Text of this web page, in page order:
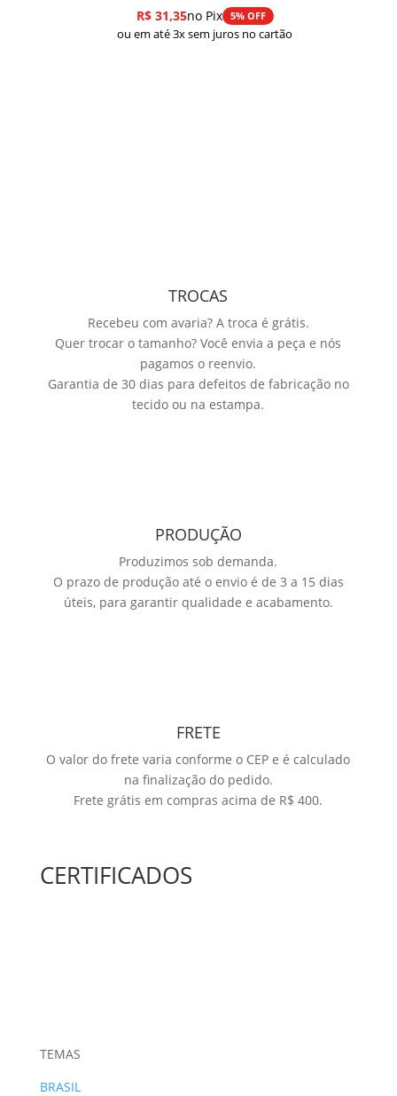
de
preço:
R$31,35no Pix 5% OFF
ou em até 3x sem juros no cartão
TROCAS
Recebeu com avaria? A troca é grátis.
Quer trocar o tamanho? Você envia a peça e nós
pagamos o reenvio.
Garantia de 30 dias para defeitos de fabricação no
tecido ou na estampa.
PRODUÇÃO
Produzimos sob demanda.
O prazo de produção até o envio é de 3 a 15 dias
úteis, para garantir qualidade e acabamento.
FRETE
O valor do frete varia conforme o CEP e é calculado
na finalização do pedido.
Frete grátis em compras acima de R$ 400.
CERTIFICADOS
TEMAS
BRASIL